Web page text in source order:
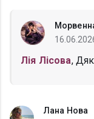
Лія Лісова,
Лана Нова